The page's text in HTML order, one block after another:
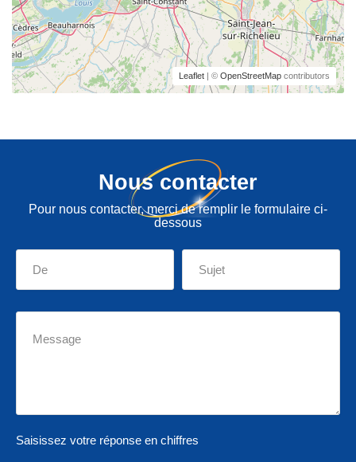
Leaflet | © OpenStreetMap contributors
Nous contacter
Pour nous contacter, merci de remplir le formulaire ci-
dessous
Saisissez votre réponse en chiffres